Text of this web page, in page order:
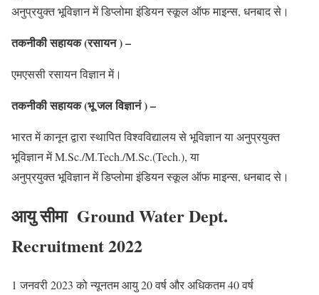
अनुप्रयुक्त भूविज्ञान में डिप्लोमा इंडियन स्कूल ऑफ माइन्स, धनबाद से।
तकनीकी सहायक (रसायन ) –
एमएससी रसायन विज्ञान में।
तकनीकी सहायक (भू जल विज्ञानं ) –
भारत में कानून द्वारा स्थापित विश्वविद्यालय से भूविज्ञान या अनुप्रयुक्त
भूविज्ञान में M.Sc./M.Tech./M.Sc.(Tech.), या
अनुप्रयुक्त भूविज्ञान में डिप्लोमा इंडियन स्कूल ऑफ माइन्स, धनबाद से।
आयु सीमा Ground Water Dept.
Recruitment 2022
1 जनवरी 2023 को न्यूनतम आयु 20 वर्ष और अधिकतम 40 वर्ष